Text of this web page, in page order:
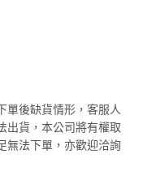
單後缺貨情形，客服人
出貨，本公司將有權取
無法下單，亦歡迎洽詢